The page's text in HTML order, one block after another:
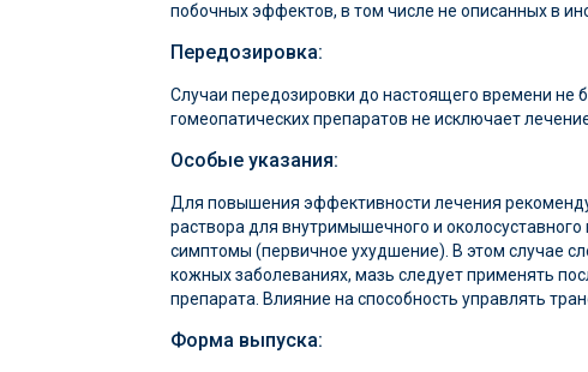
побочных эффектов, в том числе не описанных в
Передозировка:
Случаи передозировки до настоящего времени не
гомеопатических препаратов не исключает
Особые указания:
Для повышения эффективности лечения
раствора для внутримышечного и
симптомы (первичное ухудшение). В этом случае
кожных заболеваниях, мазь следует применять
препарата. Влияние на способность управлять
Форма выпуска: